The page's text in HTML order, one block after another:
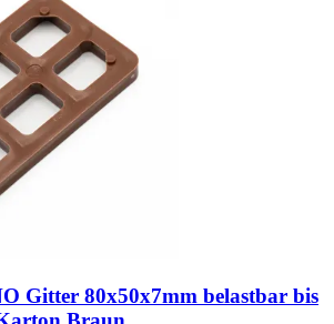
Gitter 80x50x7mm belastbar bis